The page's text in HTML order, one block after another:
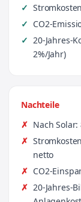
CO2-
20-Jahres-
2%/Jahr)
Nachteile
Nach
netto
CO2-
20-Jahres-